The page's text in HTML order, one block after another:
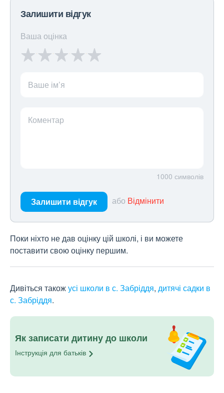
Залишити відгук
Ваша оцінка
Ваше ім’я
Коментар
1000 символів
Залишити відгук або Відмінити
Поки ніхто не дав оцінку цій школі, і ви можете
поставити свою оцінку першим.
Дивіться такожусі школи в с. Забріддя, дитячі садки в
с. Забріддя.
Як записати дитину до школи
Інструкція для батьків